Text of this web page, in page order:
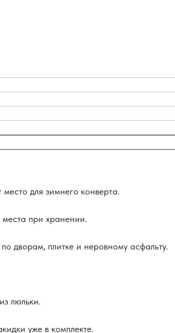
для зимнего конверта.
при хранении.
дворам, плитке и неровному асфальту.
люльки.
уже в комплекте.